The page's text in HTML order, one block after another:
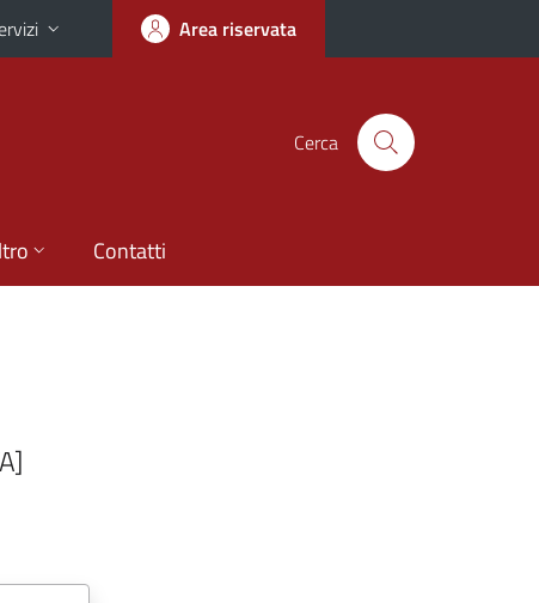
Area riservata
Cerca
Contatti